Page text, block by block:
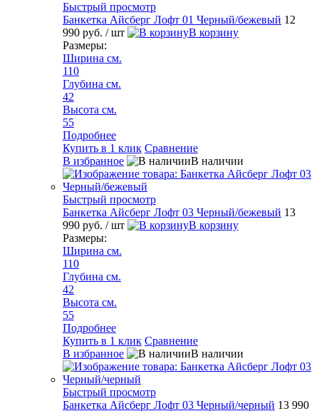
Быстрый просмотр
Банкетка Айсберг Лофт 01 Черный/бежевый 12
990 руб. / шт
В корзину
Размеры:
Ширина см.
110
Глубина см.
42
Высота см.
55
Подробнее
Купить в 1 клик Сравнение
В избранное
В наличии
Быстрый просмотр
Банкетка Айсберг Лофт 03 Черный/бежевый 13
990 руб. / шт
В корзину
Размеры:
Ширина см.
110
Глубина см.
42
Высота см.
55
Подробнее
Купить в 1 клик Сравнение
В избранное
В наличии
Быстрый просмотр
Банкетка Айсберг Лофт 03 Черный/черный 13 990